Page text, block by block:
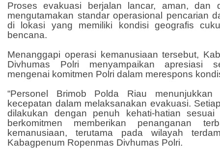
Proses evakuasi berjalan lancar, aman, dan
mengutamakan standar operasional pencarian
di lokasi yang memiliki kondisi geografis
bencana.
Menanggapi operasi kemanusiaan tersebut,
Divhumas Polri menyampaikan apresiasi
mengenai komitmen Polri dalam merespons
“Personel Brimob Polda Riau menunjukkan
kecepatan dalam melaksanakan evakuasi.
dilakukan dengan penuh kehati-hatian
berkomitmen memberikan penanganan
kemanusiaan, terutama pada wilayah
Kabagpenum Ropenmas Divhumas Polri.